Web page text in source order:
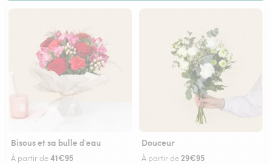
Bisous et sa bulle d'eau
À partir de41€95
Douceur
À partir de 29€95